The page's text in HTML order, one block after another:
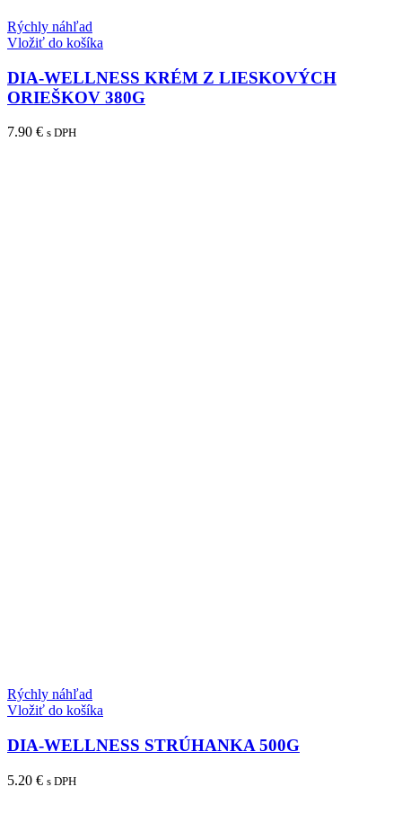
Rýchly náhľad
Vložiť do košíka
DIA-WELLNESS KRÉM Z LIESKOVÝCH
ORIEŠKOV 380G
7.90 € s DPH
Rýchly náhľad
Vložiť do košíka
DIA-WELLNESS STRÚHANKA 500G
5.20 € s DPH